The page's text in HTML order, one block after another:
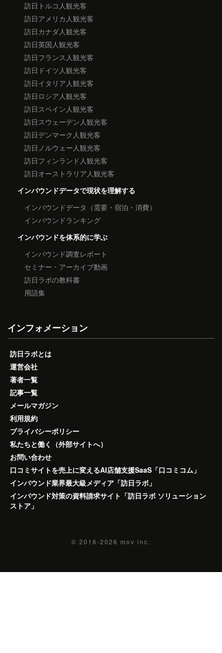
訪日トルコ人観光客
訪日アメリカ人観光客
訪日カナダ人観光客
訪日英国人観光客
訪日フランス人観光客
訪日ドイツ人観光客
訪日イタリア人観光客
訪日ロシア人観光客
訪日スペイン人観光客
訪日スウェーデン人観光客
訪日デンマーク人観光客
訪日ノルウェー人観光客
訪日フィンランド人観光客
訪日オーストラリア人観光客
インバウンドデータで現状を理解する
インバウンドデータ（需要・宿泊・消費）
インバウンドランキング
インバウンドを体系的に学ぶ
インバウンド調査レポート
セミナー・アーカイブ動画
訪日ラボの教科書
用語集
インフォメーション
訪日ラボとは
運営会社
著者一覧
記事一覧
メールマガジン
利用規約
プライバシーポリシー
私たちと働く（外部サイトへ）
お問い合わせ
口コミサイトを売上に変えるAI店舗支援SaaS「口コミコム」
インバウンド業界最大級メディア「訪日ラボ」
インバウンド対策の資料請求サイト「訪日ラボ ソリューション
ストア」
© 2016-2026 mov inc.